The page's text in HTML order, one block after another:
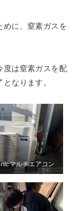
めに、窒素ガスを
度は窒素ガスを配
なります。
マルチエアコン